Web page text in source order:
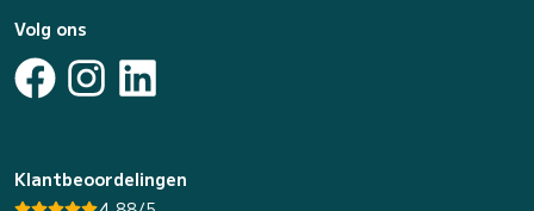
Volg ons
Klantbeoordelingen